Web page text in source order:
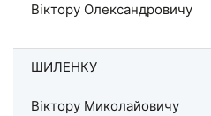
Віктору Олександровичу
ШИЛЕНКУ
Віктору Миколайовичу